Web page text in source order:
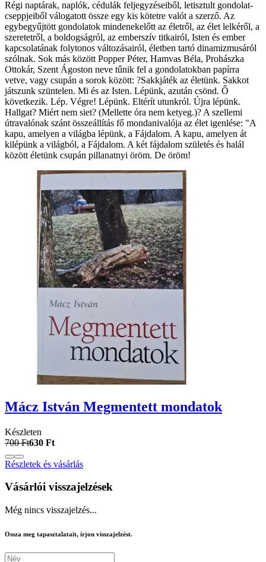
Régi naptárak, naplók, cédulák feljegyzéseiből, letisztult gondolat-
cseppjeiből válogatott össze egy kis kötetre valót a szerző. Az
egybegyűjtött gondolatok mindenekelőtt az életről, az élet lelkéről, a
szeretetről, a boldogságról, az emberszív titkairól, Isten és ember
kapcsolatának folytonos változásairól, életben tartó dinamizmusáról
szólnak. Sok más között Popper Péter, Hamvas Béla, Prohászka
Ottokár, Szent Ágoston neve tűnik fel a gondolatokban papírra
vetve, vagy csupán a sorok között: ?Sakkjáték az életünk. Sakkot
játszunk szüntelen. Mi és az Isten. Lépünk, azután csönd. Ő
következik. Lép. Végre! Lépünk. Eltérít utunkról. Újra lépünk.
Hallgat? Miért nem siet? (Mellette óra nem ketyeg.)? A szellemi
útravalónak szánt összeállítás fő mondanivalója az élet igenlése: "A
kapu, amelyen a világba lépünk, a Fájdalom. A kapu, amelyen át
kilépünk a világból, a Fájdalom. A két fájdalom születés és halál
között életünk csupán pillanatnyi öröm. De öröm!
Mácz István Megmentett mondatok
Készleten
700 Ft630 Ft
Részletek és vásárlás
Vásárlói visszajelzések
Még nincs visszajelzés...
Ossza meg tapasztalatait, írjon visszajelzést.